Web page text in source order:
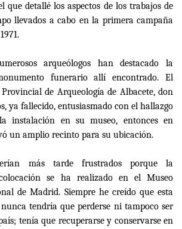
detallé los aspectos de los trabajos de
llevados a cabo en la primera campaña
arqueólogos han destacado la
funerario allí encontrado. El
de Arqueología de Albacete, don
ya fallecido, entusiasmado con el hallazgo
instalación en su museo, entonces en
un amplio recinto para su ubicación.
más tarde frustrados porque la
se ha realizado en el Museo
de Madrid. Siempre he creído que esta
tendría que perderse ni tampoco ser
tenía que recuperarse y conservarse en